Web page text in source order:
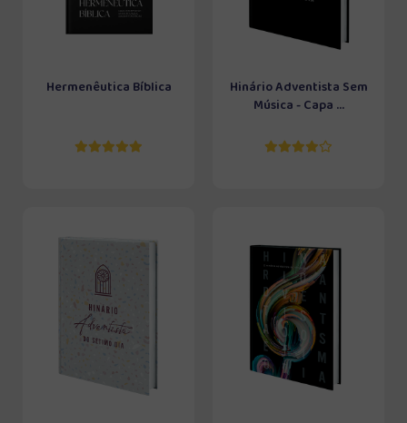
Hermenêutica Bíblica
Hinário Adventista Sem
Música - Capa ...